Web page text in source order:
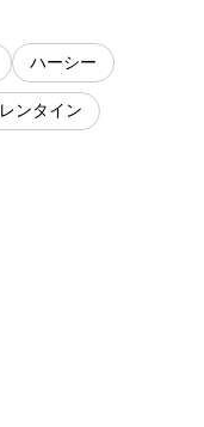
ハーシー
ンタイン